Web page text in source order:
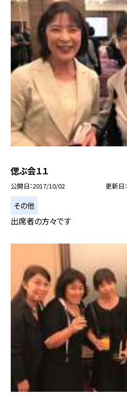
偲ぶ会１１
公開日 2017/10/02 更新日
その他
出席者の方々です